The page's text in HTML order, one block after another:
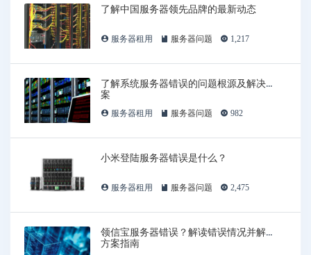
了解中国服务器领先品牌的最新动态
服务器租用 服务器问题 1,217
了解系统服务器错误的问题根源及解决方
案
服务器租用 服务器问题 982
小米登陆服务器错误是什么？
服务器租用 服务器问题 2,475
领信宝服务器错误？解读错误情况并解决
方案指南